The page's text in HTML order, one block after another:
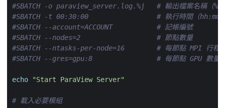
#SBATCH -o paraview_server.log.%j   # 輸出檔案名稱（
#SBATCH -t 00:30:00                 # 執行時間（
#SBATCH --account=ACCOUNT           # 記帳編號
#SBATCH --nodes=2                   # 節點數量
#SBATCH --ntasks-per-node=16        # 每節點 MPI 行程
#SBATCH --gres=gpu:8                # 每節點 GPU 數量
echo "Start ParaView Server"
# 載入必要模組